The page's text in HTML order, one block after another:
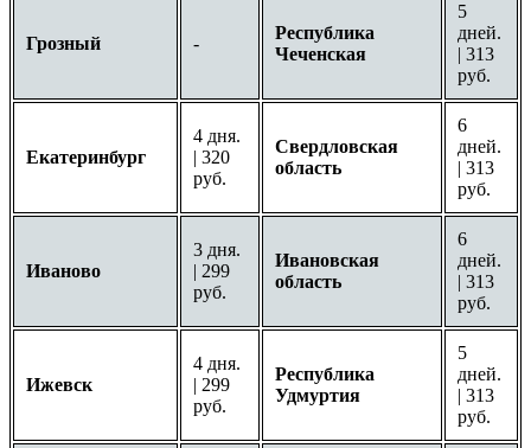
Грозный -
Республика
Чеченская
5
дней.
| 313
руб.
Екатеринбург
4 дня.
| 320
руб.
Свердловская
область
6
дней.
| 313
руб.
Иваново
3 дня.
| 299
руб.
Ивановская
область
6
дней.
| 313
руб.
Ижевск
4 дня.
| 299
руб.
Республика
Удмуртия
5
дней.
| 313
руб.